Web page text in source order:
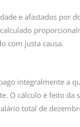
e afastados por
com justa causa.
integralmente a
O cálculo é feito da
total de